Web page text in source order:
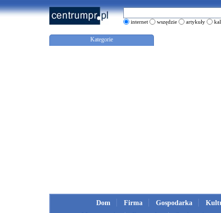
internet wszędzie artykuły
Kategorie
Dom Firma Gospodarka